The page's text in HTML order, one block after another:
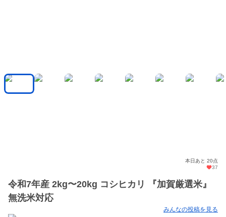
本日あと 20点
37
令和7年産 2kg〜20kg コシヒカリ 『加賀厳選米』
無洗米対応
みんなの投稿を見る